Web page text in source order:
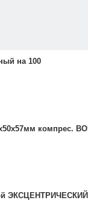
на 100
компрес.
ЭКСЦЕНТРИЧЕСКИЙ